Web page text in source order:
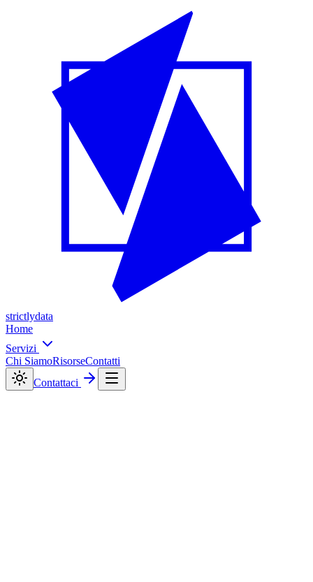
strictlydata
Home
Servizi
Chi SiamoRisorseContatti
Contattaci